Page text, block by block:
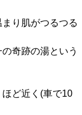
り肌がつるつる
奇跡の湯という
ど近く(車で10